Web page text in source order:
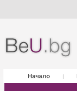
Начало |